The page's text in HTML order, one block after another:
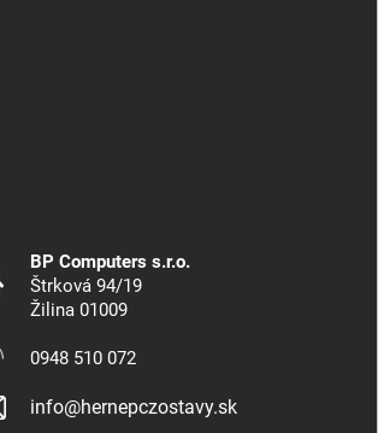
BP Computers s.r.o.
Štrková 94/19
Žilina 01009
0948 510 072
info@hernepczostavy.sk